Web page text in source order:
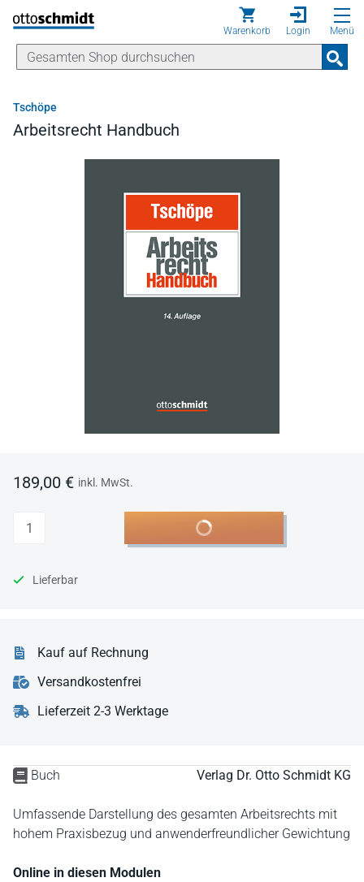
Direkt zum Inhalt
Warenkorb Login Menü
Tschöpe
Arbeitsrecht Handbuch
Buch Verlag Dr. Otto Schmidt KG
Umfassende Darstellung des gesamten Arbeitsrechts mit
hohem Praxisbezug und anwenderfreundlicher Gewichtung
Online in diesen Modulen
189,00 € inkl. MwSt.
Anzahl In den Warenkorb
Lieferbar
Kauf auf Rechnung
Versandkostenfrei
Lieferzeit 2-3 Werktage